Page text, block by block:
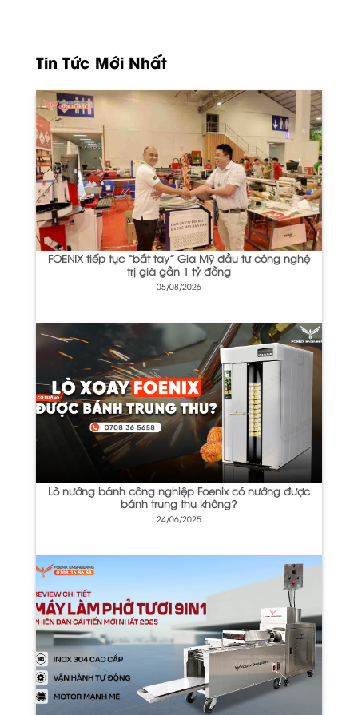
Tin Tức Mới Nhất
FOENIX tiếp tục “bắt tay” Gia Mỹ đầu tư công nghệ
trị giá gần 1 tỷ đồng
05/08/2026
Lò nướng bánh công nghiệp Foenix có nướng được
bánh trung thu không?
24/06/2025